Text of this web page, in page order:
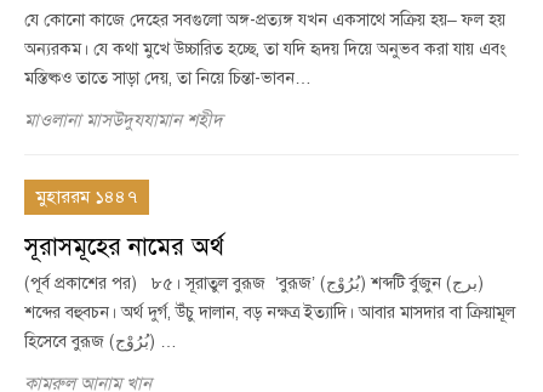
যে কোনো কাজে দেহের সবগুলো অঙ্গ-প্রত্যঙ্গ যখন একসাথে সক্রিয় হয়– ফল হয়
অন্যরকম। যে কথা মুখে উচ্চারিত হচ্ছে, তা যদি হৃদয় দিয়ে অনুভব করা যায় এবং
মস্তিষ্কও তাতে সাড়া দেয়, তা নিয়ে চিন্তা-ভাবন…
মাওলানা মাসউদুযযামান শহীদ
মুহাররম ১৪৪৭
সূরাসমূহের নামের অর্থ
(পূর্ব প্রকাশের পর) ৮৫। সূরাতুল বুরূজ ‘বুরূজ’ (بُرُوْج) শব্দটি র্বুজুন (برج)
শব্দের বহুবচন। অর্থ দুর্গ, উঁচু দালান, বড় নক্ষত্র ইত্যাদি। আবার মাসদার বা ক্রিয়ামূল
হিসেবে বুরূজ (بُرُوْج) …
কামরুল আনাম খান